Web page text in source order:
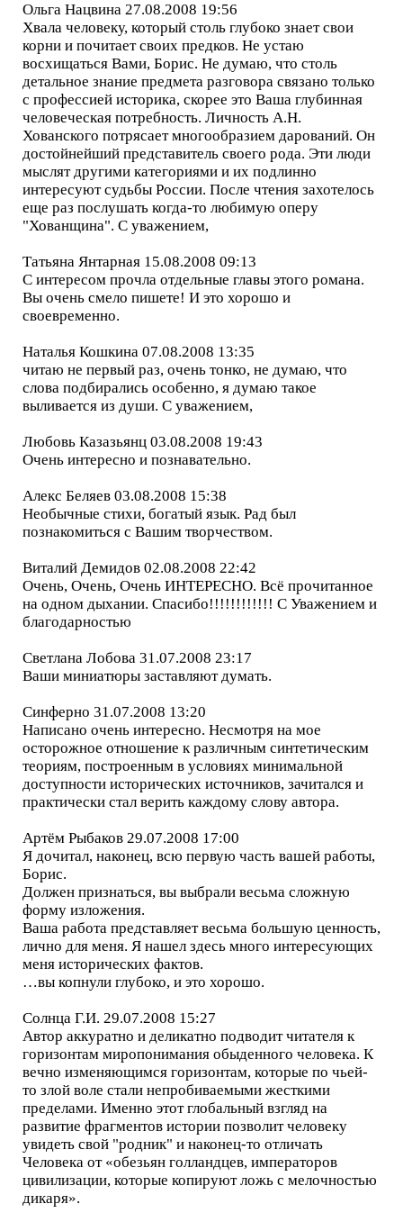
Ольга Нацвина 27.08.2008 19:56
Хвала человеку, который столь глубоко знает свои
корни и почитает своих предков. Не устаю
восхищаться Вами, Борис. Не думаю, что столь
детальное знание предмета разговора связано только
с профессией историка, скорее это Ваша глубинная
человеческая потребность. Личность А.Н.
Хованского потрясает многообразием дарований. Он
достойнейший представитель своего рода. Эти люди
мыслят другими категориями и их подлинно
интересуют судьбы России. После чтения захотелось
еще раз послушать когда-то любимую оперу
"Хованщина". С уважением,
Татьяна Янтарная 15.08.2008 09:13
С интересом прочла отдельные главы этого романа.
Вы очень смело пишете! И это хорошо и
своевременно.
Наталья Кошкина 07.08.2008 13:35
читаю не первый раз, очень тонко, не думаю, что
слова подбирались особенно, я думаю такое
выливается из души. С уважением,
Любовь Казазьянц 03.08.2008 19:43
Очень интересно и познавательно.
Алекс Беляев 03.08.2008 15:38
Необычные стихи, богатый язык. Рад был
познакомиться с Вашим творчеством.
Виталий Демидов 02.08.2008 22:42
Очень, Очень, Очень ИНТЕРЕСНО. Всё прочитанное
на одном дыхании. Спасибо!!!!!!!!!!!! С Уважением и
благодарностью
Светлана Лобова 31.07.2008 23:17
Ваши миниатюры заставляют думать.
Синферно 31.07.2008 13:20
Написано очень интересно. Несмотря на мое
осторожное отношение к различным синтетическим
теориям, построенным в условиях минимальной
доступности исторических источников, зачитался и
практически стал верить каждому слову автора.
Артём Рыбаков 29.07.2008 17:00
Я дочитал, наконец, всю первую часть вашей работы,
Борис.
Должен признаться, вы выбрали весьма сложную
форму изложения.
Ваша работа представляет весьма большую ценность,
лично для меня. Я нашел здесь много интересующих
меня исторических фактов.
…вы копнули глубоко, и это хорошо.
Солнца Г.И. 29.07.2008 15:27
Автор аккуратно и деликатно подводит читателя к
горизонтам миропонимания обыденного человека. К
вечно изменяющимся горизонтам, которые по чьей-
то злой воле стали непробиваемыми жесткими
пределами. Именно этот глобальный взгляд на
развитие фрагментов истории позволит человеку
увидеть свой "родник" и наконец-то отличать
Человека от «обезьян голландцев, императоров
цивилизации, которые копируют ложь с мелочностью
дикаря».